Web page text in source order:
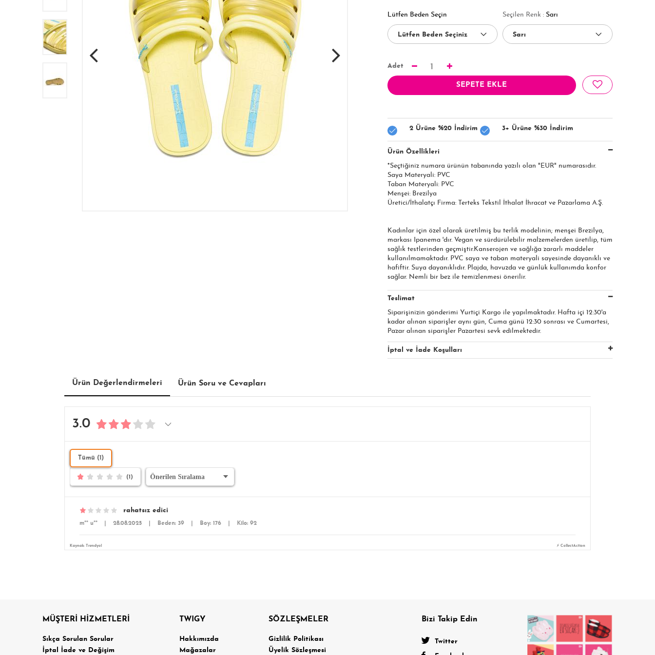
Lütfen Beden Seçin Seçilen Renk : Sarı
Adet 1
SEPETE EKLE
2 Ürüne %20 İndirim 3+ Ürüne %30 İndirim
Ürün Özellikleri
*Seçtiğiniz numara ürünün tabanında yazılı olan "EUR" numarasıdır.
Saya Materyali: PVC
Taban Materyali: PVC
Menşei: Brezilya
Üretici/İthalatçı Firma: Terteks Tekstil İthalat İhracat ve Pazarlama A.Ş.
Kadınlar için özel olarak üretilmiş bu terlik modelinin; menşei Brezilya,
markası Ipanema 'dır. Vegan ve sürdürülebilir malzemelerden üretilip, tüm
sağlık testlerinden geçmiştir.Kanserojen ve sağlığa zararlı maddeler
kullanılmamaktadır. PVC saya ve taban materyali sayesinde dayanıklı ve
hafiftir. Suya dayanıklıdır. Plajda, havuzda ve günlük kullanımda konfor
sağlar. Nemli bir bez ile temizlenmesi önerilir.
Teslimat
Siparişinizin gönderimi Yurtiçi Kargo ile yapılmaktadır. Hafta içi 12:30'a
kadar alınan siparişler aynı gün, Cuma günü 12:30 sonrası ve Cumartesi,
Pazar alınan siparişler Pazartesi sevk edilmektedir.
İptal ve İade Koşulları
Ürün Değerlendirmeleri Ürün Soru ve Cevapları
3.0
Tümü (1)
(1)
rahatsız edici
m** u** 28.08.2025 Beden: 39 Boy: 176 Kilo: 92
Kaynak: Trendyol ⚡ CollectAction
MÜŞTERİ HİZMETLERİ
Sıkça Sorulan Sorular
İptal İade ve Değişim
TWIGY
Hakkımızda
Mağazalar
SÖZLEŞMELER
Gizlilik Politikası
Üyelik Sözleşmesi
Bizi Takip Edin
Twitter